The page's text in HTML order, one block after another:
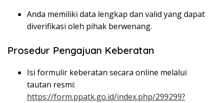
Anda memiliki data lengkap dan valid yang dapat
diverifikasi oleh pihak berwenang.
Prosedur Pengajuan Keberatan
Isi formulir keberatan secara online melalui
tautan resmi:
https://form.ppatk.go.id/index.php/299299?